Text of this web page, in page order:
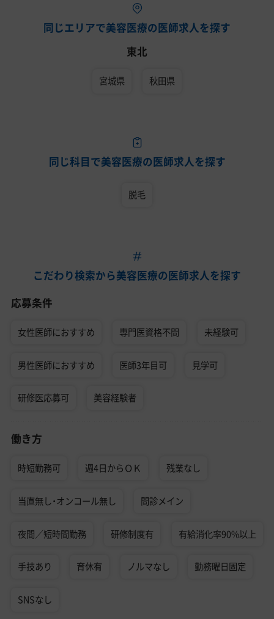
同じエリアで美容医療の医師求人を探す
東北
宮城県 秋田県
同じ科目で美容医療の医師求人を探す
脱毛
こだわり検索から美容医療の医師求人を探す
応募条件
女性医師におすすめ 専門医資格不問 未経験可
男性医師におすすめ 医師3年目可 見学可
研修医応募可 美容経験者
働き方
時短勤務可 週4日からＯＫ 残業なし
当直無し・オンコール無し 問診メイン
夜間／短時間勤務 研修制度有 有給消化率90%以上
手技あり 育休有 ノルマなし 勤務曜日固定
SNSなし